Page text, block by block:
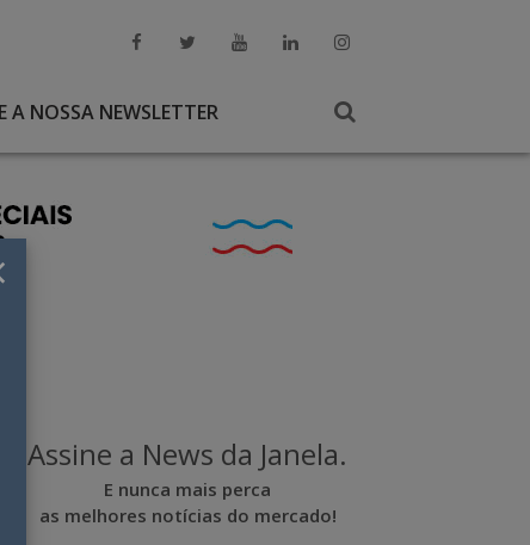
A NOSSA NEWSLETTER
Assine a News da Janela.
E nunca mais perca
as melhores notícias do mercado!